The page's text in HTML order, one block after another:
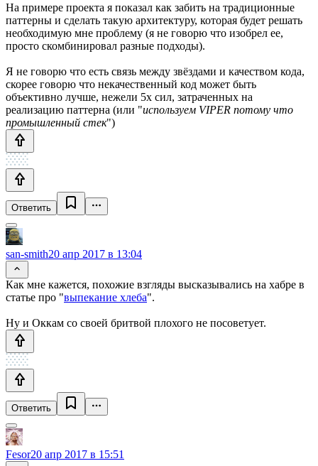
На примере проекта я показал как забить на традиционные
паттерны и сделать такую архитектуру, которая будет решать
необходимую мне проблему (я не говорю что изобрел ее,
просто скомбинировал разные подходы).
Я не говорю что есть связь между звёздами и качеством кода,
скорее говорю что некачественный код может быть
объективно лучше, нежели 5x сил, затраченных на
реализацию паттерна (или "используем VIPER потому что
промышленный стек")
Ответить
san-smith20 апр 2017 в 13:04
Как мне кажется, похожие взгляды высказывались на хабре в
статье про "выпекание хлеба".
Ну и Оккам со своей бритвой плохого не посоветует.
Ответить
Fesor20 апр 2017 в 15:51